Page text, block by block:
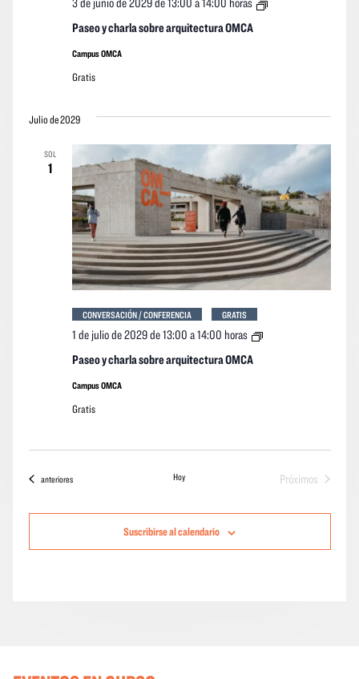
Paseo y charla sobre arquitectura OMCA
Campus OMCA
Gratis
Julio de 2029
SOL
1
Paseo y charla sobre arquitectura OMCA
1 de julio de 2029 de 13:00 a14:00 horas
Paseo
CONVERSACIÓN / CONFERENCIA GRATIS
Campus OMCA
Gratis
Eventos
anteriores Hoy
Próximos
Suscribirse al calendario